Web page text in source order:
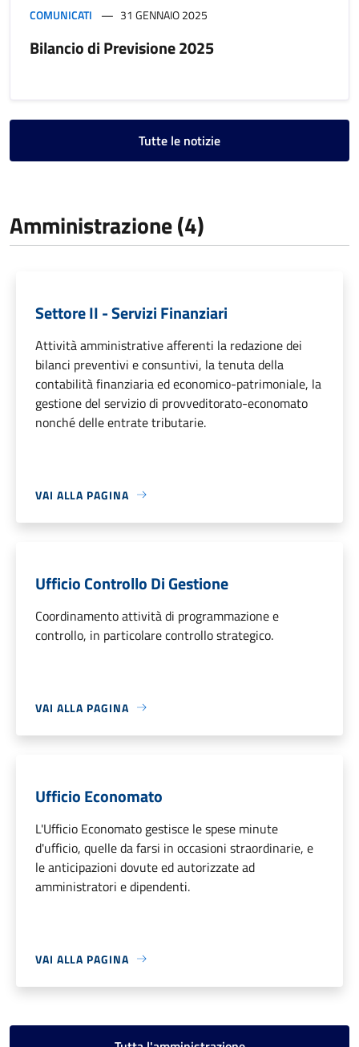
COMUNICATI 31 GENNAIO 2025
Bilancio di Previsione 2025
Tutte le notizie
Amministrazione (4)
Settore II - Servizi Finanziari
Attività amministrative afferenti la redazione dei
bilanci preventivi e consuntivi, la tenuta della
contabilità finanziaria ed economico-patrimoniale, la
gestione del servizio di provveditorato-economato
nonché delle entrate tributarie.
VAI ALLA PAGINA
Ufficio Controllo Di Gestione
Coordinamento attività di programmazione e
controllo, in particolare controllo strategico.
VAI ALLA PAGINA
Ufficio Economato
L'Ufficio Economato gestisce le spese minute
d'ufficio, quelle da farsi in occasioni straordinarie, e
le anticipazioni dovute ed autorizzate ad
amministratori e dipendenti.
VAI ALLA PAGINA